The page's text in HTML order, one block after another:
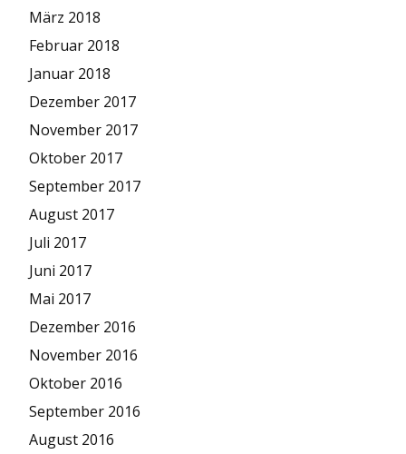
März 2018
Februar 2018
Januar 2018
Dezember 2017
November 2017
Oktober 2017
September 2017
August 2017
Juli 2017
Juni 2017
Mai 2017
Dezember 2016
November 2016
Oktober 2016
September 2016
August 2016